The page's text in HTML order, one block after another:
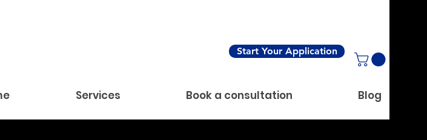
Start Your Application
Services Book a consultation Blog